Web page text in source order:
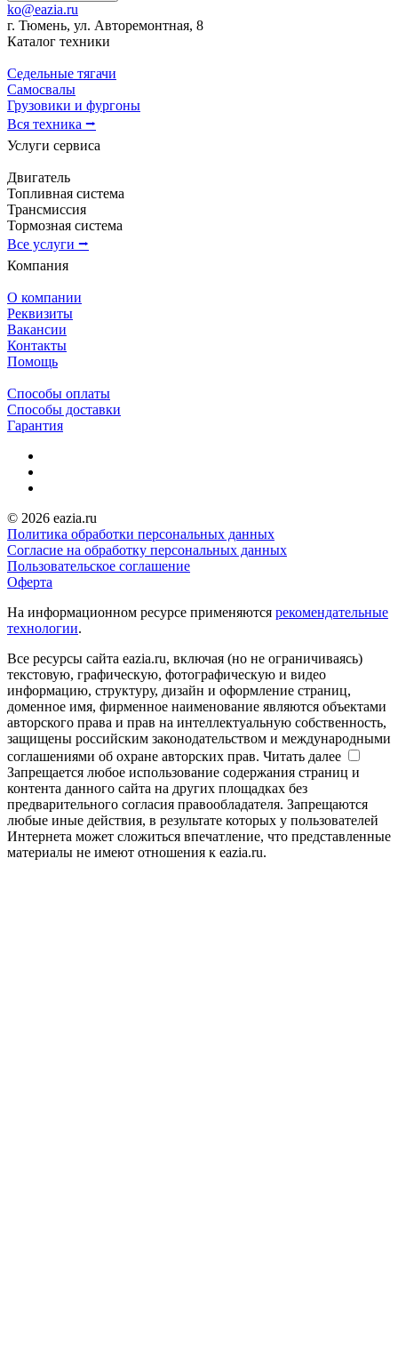
ko@eazia.ru
г. Тюмень, ул. Авторемонтная, 8
Каталог техники
Седельные тягачи
Самосвалы
Грузовики и фургоны
Вся техника ⭢
Услуги сервиса
Двигатель
Топливная система
Трансмиссия
Тормозная система
Все услуги ⭢
Компания
О компании
Реквизиты
Вакансии
Контакты
Помощь
Способы оплаты
Способы доставки
Гарантия
© 2026 eazia.ru
Политика обработки персональных данных
Согласие на обработку персональных данных
Пользовательское соглашение
Оферта
На информационном ресурсе применяются рекомендательные
технологии.
Все ресурсы сайта eazia.ru, включая (но не ограничиваясь)
текстовую, графическую, фотографическую и видео
информацию, структуру, дизайн и оформление страниц,
доменное имя, фирменное наименование являются объектами
авторского права и прав на интеллектуальную собственность,
защищены российским законодательством и международными
соглашениями об охране авторских прав. Читать далее
Запрещается любое использование содержания страниц и
контента данного сайта на других площадках без
предварительного согласия правообладателя. Запрещаются
любые иные действия, в результате которых у пользователей
Интернета может сложиться впечатление, что представленные
материалы не имеют отношения к eazia.ru.